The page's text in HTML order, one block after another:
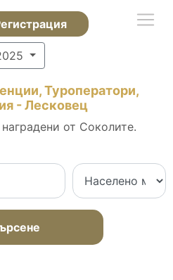
Туроператори,
- Лесковец
от Соколите.